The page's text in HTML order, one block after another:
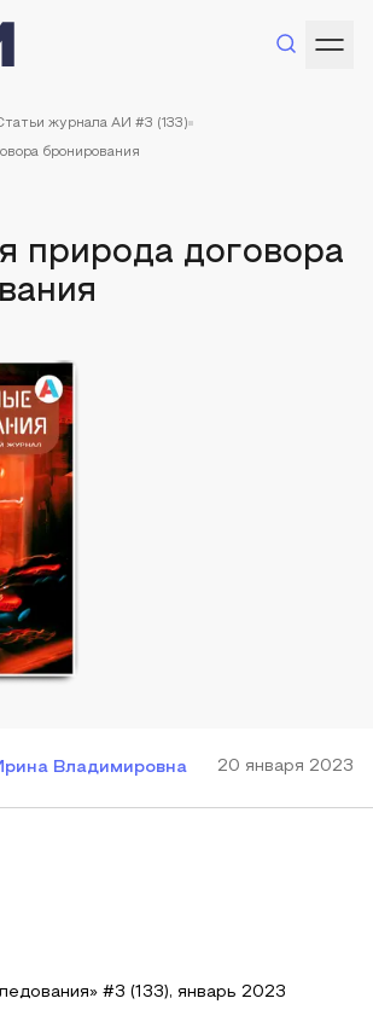
журнала АИ #3 (133)
бронирования
природа договора
Владимировна 20 января 2023
#3 (133), январь 2023